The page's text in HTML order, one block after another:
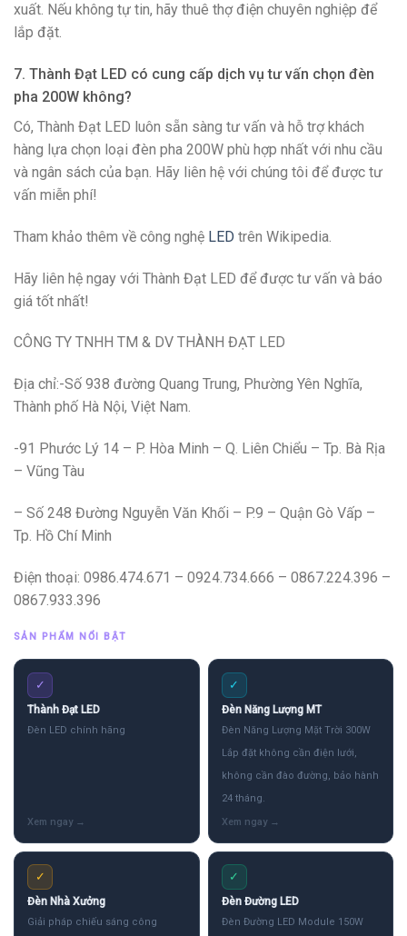
xuất. Nếu không tự tin, hãy thuê thợ điện chuyên nghiệp để
lắp đặt.
7. Thành Đạt LED có cung cấp dịch vụ tư vấn chọn đèn
pha 200W không?
Có, Thành Đạt LED luôn sẵn sàng tư vấn và hỗ trợ khách
hàng lựa chọn loại đèn pha 200W phù hợp nhất với nhu cầu
và ngân sách của bạn. Hãy liên hệ với chúng tôi để được tư
vấn miễn phí!
Tham khảo thêm về công nghệ LED trên Wikipedia.
Hãy liên hệ ngay với Thành Đạt LED để được tư vấn và báo
giá tốt nhất!
CÔNG TY TNHH TM & DV THÀNH ĐẠT LED
Địa chỉ:-Số 938 đường Quang Trung, Phường Yên Nghĩa,
Thành phố Hà Nội, Việt Nam.
-91 Phước Lý 14 – P. Hòa Minh – Q. Liên Chiểu – Tp. Bà Rịa
– Vũng Tàu
– Số 248 Đường Nguyễn Văn Khối – P.9 – Quận Gò Vấp –
Tp. Hồ Chí Minh
Điện thoại: 0986.474.671 – 0924.734.666 – 0867.224.396 –
0867.933.396
SẢN PHẨM NỔI BẬT
✓
Thành Đạt LED
Đèn LED chính hãng
✓
Đèn Năng Lượng MT
Đèn Năng Lượng Mặt Trời 300W
Lắp đặt không cần điện lưới,
không cần đào đường, bảo hành
24 tháng.
✓
Đèn Nhà Xưởng
Giải pháp chiếu sáng công
✓
Đèn Đường LED
Đèn Đường LED Module 150W